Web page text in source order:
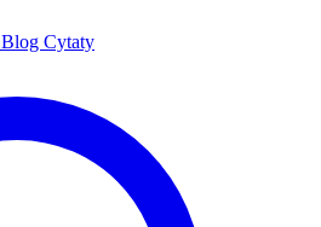
Blog Cytaty